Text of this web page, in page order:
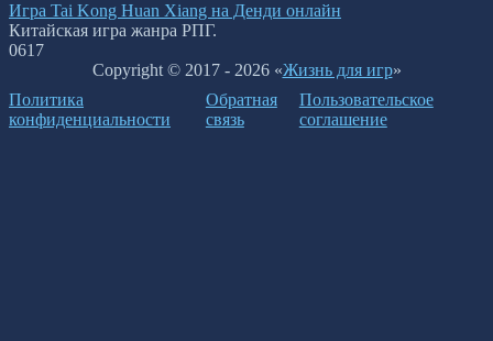
Игра Tai Kong Huan Xiang на Денди онлайн
Китайская игра жанра РПГ.
0617
Copyright © 2017 - 2026 «Жизнь для игр»
Политика
конфиденциальности
Обратная
связь
Пользовательское
соглашение